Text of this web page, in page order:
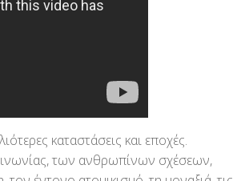
καταστάσεις και εποχές.
των ανθρωπίνων σχέσεων,